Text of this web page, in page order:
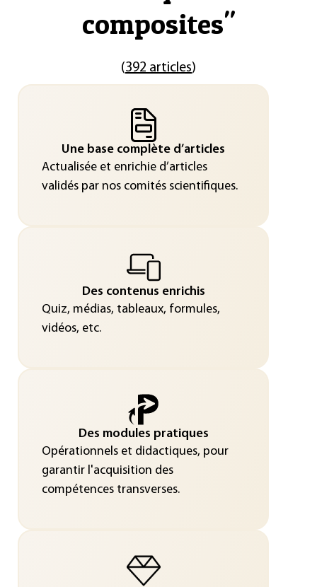
composites"
(392 articles)
Une base complète d’articles
Actualisée et enrichie d’articles
validés par nos comités scientifiques.
Des contenus enrichis
Quiz, médias, tableaux, formules,
vidéos, etc.
Des modules pratiques
Opérationnels et didactiques, pour
garantir l'acquisition des
compétences transverses.